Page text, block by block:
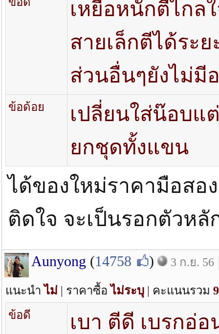
เหยื่อหนักตีไกล
สายเล็กตีได้ระ
ส่วนอื่นๆยังไม่มี
ข้อด้อย
เปลี่ยนใส่น๊อบแ
ยกชุดทั้งแขน
ได้ของใหม่ราคามือสอ
ติดใจ จะเป็นรอกตัวห
Aunyong (14758 ) 3 ก.ย. 56
แนะนำไม่ | ราคาซื้อไม่ระบุ | คะแนนรวม 9
ข้อดี
เบา ตีดี เบรกอ่